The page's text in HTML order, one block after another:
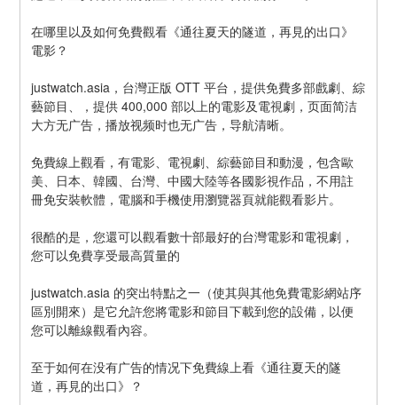
在哪里以及如何免費觀看《通往夏天的隧道，再見的出口》
電影？
justwatch.asia，台灣正版 OTT 平台，提供免費多部戲劇、綜
藝節目、，提供 400,000 部以上的電影及電視劇，页面简洁
大方无广告，播放视频时也无广告，导航清晰。
免費線上觀看，有電影、電視劇、綜藝節目和動漫，包含歐
美、日本、韓國、台灣、中國大陸等各國影視作品，不用註
冊免安裝軟體，電腦和手機使用瀏覽器頁就能觀看影片。
很酷的是，您還可以觀看數十部最好的台灣電影和電視劇，
您可以免費享受最高質量的
justwatch.asia 的突出特點之一（使其與其他免費電影網站序
區別開來）是它允許您將電影和節目下載到您的設備，以便
您可以離線觀看內容。
至于如何在没有广告的情况下免費線上看《通往夏天的隧
道，再見的出口》？